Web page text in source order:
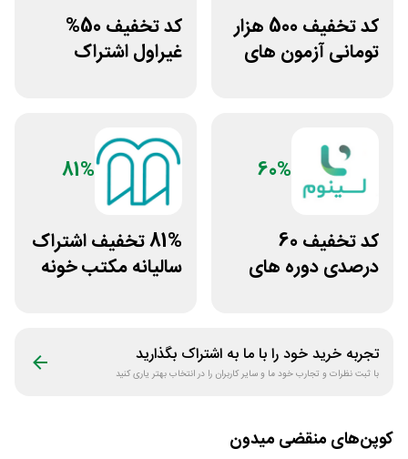
کد تخفیف 500 هزار
تومانی آزمون های
کد تخفیف 50%
غیراول اشتراک
60%
کد تخفیف 60
درصدی دوره های
81%
81% تخفیف اشتراک
سالیانه مکتب خونه
تجربه خرید خود را با ما به اشتراک بگذارید
با ثبت نظرات و تجارب خود ما و سایر کاربران را در انتخاب بهتر یاری کنید
کوپن‌های منقضی میدون